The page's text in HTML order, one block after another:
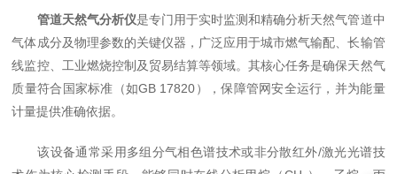
管道天然气分析仪是专门用于实时监测和精确分析天然气管道中
气体成分及物理参数的关键仪器，广泛应用于城市燃气输配、长输管
线监控、工业燃烧控制及贸易结算等领域。其核心任务是确保天然气
质量符合国家标准（如GB 17820），保障管网安全运行，并为能量
计量提供准确依据。
该设备通常采用多组分气相色谱技术或非分散红外/激光光谱技